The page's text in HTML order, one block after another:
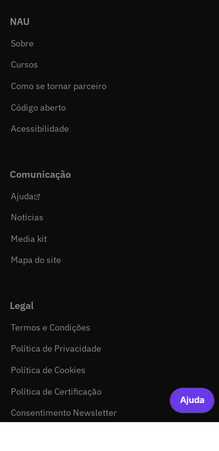
NAU
Sobre
Cursos
Como se tornar parceiro
Código aberto
Acessibilidade
Comunicação
Ajuda
Notícias
Media kit
Mapa do site
Legal
Termos e Condições
Política de Privacidade
Política de Cookies
Política de Certificação
Consentimento Newsletter